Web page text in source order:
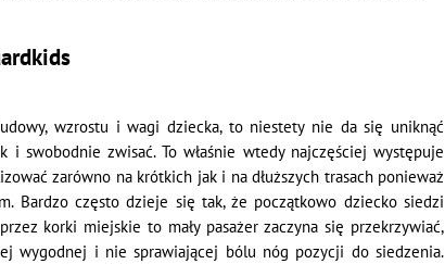
wzrostu i wagi dziecka, to niestety nie da się uniknąć
swobodnie zwisać. To właśnie wtedy najczęściej występuje
zarówno na krótkich jak i na dłuższych trasach ponieważ
Bardzo często dzieje się tak, że początkowo dziecko siedzi
korki miejskie to mały pasażer zaczyna się przekrzywiać,
wygodnej i nie sprawiającej bólu nóg pozycji do siedzenia.